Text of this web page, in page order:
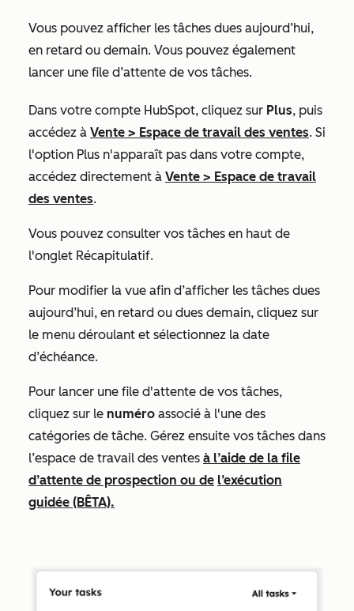
Vous pouvez afficher les tâches dues aujourd’hui,
en retard ou demain. Vous pouvez également
lancer une file d’attente de vos tâches.
Dans votre compte HubSpot, cliquez sur Plus, puis
accédez à Vente > Espace de travail des ventes. Si
l'option Plus n'apparaît pas dans votre compte,
accédez directement à Vente > Espace de travail
des ventes.
Vous pouvez consulter vos tâches en haut de
l'onglet Récapitulatif.
Pour modifier la vue afin d’afficher les tâches dues
aujourd’hui, en retard ou dues demain, cliquez sur
le menu déroulant et sélectionnez la date
d’échéance.
Pour lancer une file d'attente de vos tâches,
cliquez sur le numéro associé à l'une des
catégories de tâche. Gérez ensuite vos tâches dans
l’espace de travail des ventes à l’aide de la file
d’attente de prospection ou de l’exécution
guidée (BÊTA).